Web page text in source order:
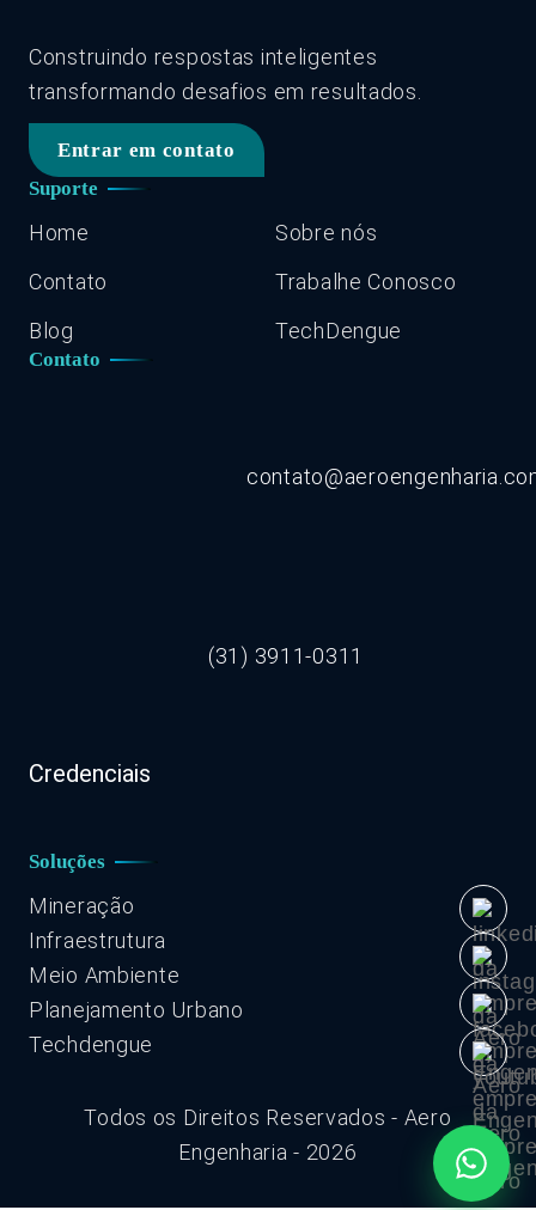
Construindo respostas inteligentes
transformando desafios em resultados.
Entrar em contato
Suporte
Home
Sobre nós
Contato
Trabalhe Conosco
Blog
TechDengue
Contato
(31) 3911-0311
Credenciais
Soluções
Mineração
Infraestrutura
Meio Ambiente
Planejamento Urbano
Techdengue
Todos os Direitos Reservados - Aero
Engenharia - 2026